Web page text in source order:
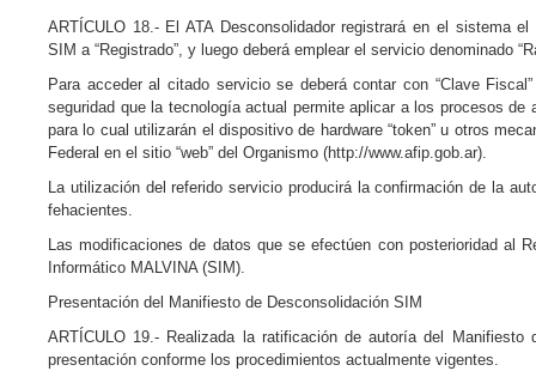
ARTÍCULO 18.- El ATA Desconsolidador registrará en el sistema
SIM a “Registrado”, y luego deberá emplear el servicio denominado
Para acceder al citado servicio se deberá contar con “Clave
seguridad que la tecnología actual permite aplicar a los procesos
para lo cual utilizarán el dispositivo de hardware “token” u otros
Federal en el sitio “web” del Organismo (http://www.afip.gob.ar).
La utilización del referido servicio producirá la confirmación de la
fehacientes.
Las modificaciones de datos que se efectúen con posterioridad al
Informático MALVINA (SIM).
Presentación del Manifiesto de Desconsolidación SIM
ARTÍCULO 19.- Realizada la ratificación de autoría del
presentación conforme los procedimientos actualmente vigentes.